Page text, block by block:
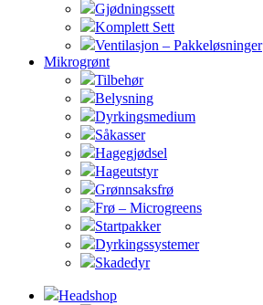
Gjødningssett
Komplett Sett
Ventilasjon – Pakkeløsninger
Mikrogrønt
Tilbehør
Belysning
Dyrkingsmedium
Såkasser
Hagegjødsel
Hageutstyr
Grønnsaksfrø
Frø – Microgreens
Startpakker
Dyrkingssystemer
Skadedyr
Headshop